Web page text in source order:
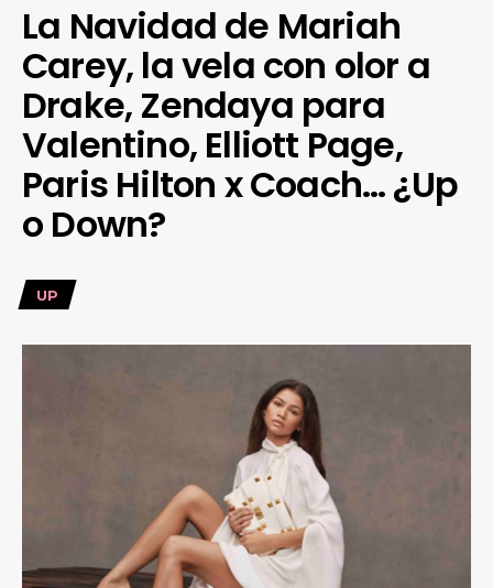
La Navidad de Mariah
Carey, la vela con olor a
Drake, Zendaya para
Valentino, Elliott Page,
Paris Hilton x Coach… ¿Up
o Down?
UP